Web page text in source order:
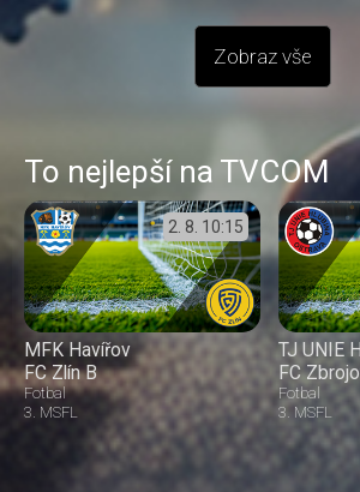
Zobraz vše
To nejlepší na TVCOM
2. 8. 10:15
MFK Havířov
FC Zlín B
Fotbal
3. MSFL
TJ UNIE
FC
Fotbal
3. MSFL